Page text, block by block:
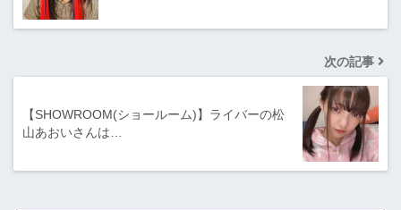
次の記事
【SHOWROOM(ショールーム)】ライバーの松
山あおいさんは…